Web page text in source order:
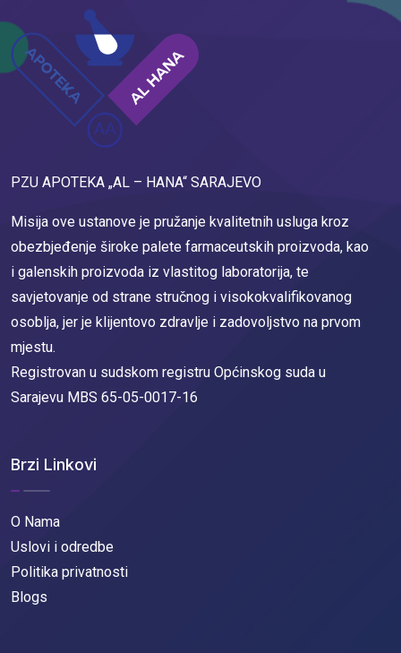
PZU APOTEKA „AL – HANA“ SARAJEVO
Misija ove ustanove je pružanje kvalitetnih usluga kroz
obezbjeđenje široke palete farmaceutskih proizvoda, kao
i galenskih proizvoda iz vlastitog laboratorija, te
savjetovanje od strane stručnog i visokokvalifikovanog
osoblja, jer je klijentovo zdravlje i zadovoljstvo na prvom
mjestu.
Registrovan u sudskom registru Općinskog suda u
Sarajevu MBS 65-05-0017-16
Brzi Linkovi
O Nama
Uslovi i odredbe
Politika privatnosti
Blogs